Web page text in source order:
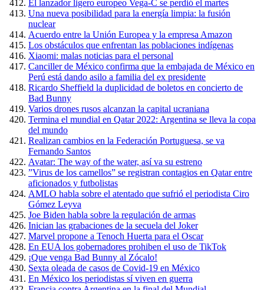
El lanzador ligero europeo Vega-C se perdió el martes
Una nueva posibilidad para la energía limpia: la fusión
nuclear
Acuerdo entre la Unión Europea y la empresa Amazon
Los obstáculos que enfrentan las poblaciones indígenas
Xiaomi: malas noticias para el personal
Canciller de México confirma que la embajada de México en
Perú está dando asilo a familia del ex presidente
Ricardo Sheffield la duplicidad de boletos en concierto de
Bad Bunny
Varios drones rusos alcanzan la capital ucraniana
Termina el mundial en Qatar 2022: Argentina se lleva la copa
del mundo
Realizan cambios en la Federación Portuguesa, se va
Fernando Santos
Avatar: The way of the water, así va su estreno
”Virus de los camellos” se registran contagios en Qatar entre
aficionados y futbolistas
AMLO habla sobre el atentado que sufrió el periodista Ciro
Gómez Leyva
Joe Biden habla sobre la regulación de armas
Inician las grabaciones de la secuela del Joker
Marvel propone a Tenoch Huerta para el Oscar
En EUA los gobernadores prohiben el uso de TikTok
¡Que venga Bad Bunny al Zócalo!
Sexta oleada de casos de Covid-19 en México
En México los periodistas sí viven en guerra